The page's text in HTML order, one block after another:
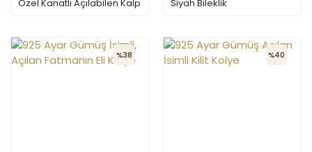
Özel Kanatlı Açılabilen Kalp
Siyah Bileklik
%38 %40